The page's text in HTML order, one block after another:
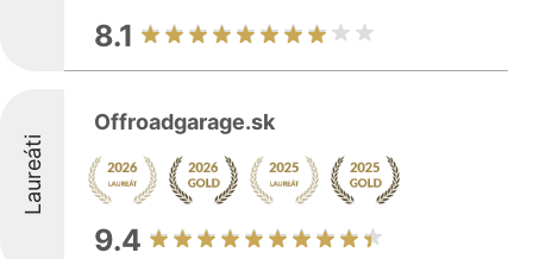
8.1
Laureáti
Offroadgarage.sk
9.4